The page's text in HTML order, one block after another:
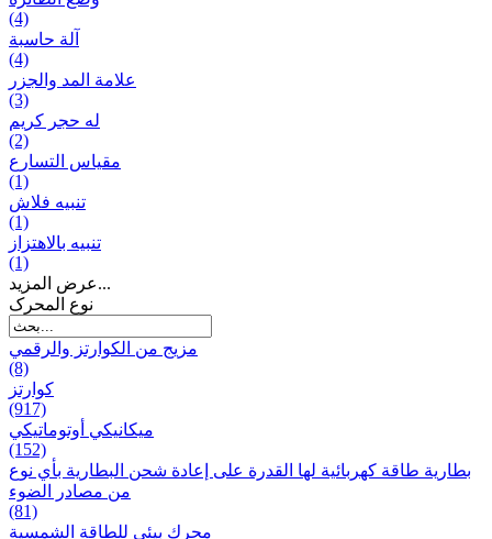
(4)
آلة حاسبة
(4)
علامة المد والجزر
(3)
له حجر كريم
(2)
مقياس التسارع
(1)
تنبيه فلاش
(1)
تنبيه بالاهتزاز
(1)
عرض المزيد...
نوع المحرک
مزيج من الكوارتز والرقمي
(8)
كوارتز
(917)
ميكانيكي أوتوماتيكي
(152)
بطارية طاقة كهربائية لها القدرة على إعادة شحن البطارية بأي نوع
من مصادر الضوء
(81)
محرك بيئي للطاقة الشمسية